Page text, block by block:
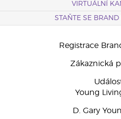
VIRTUÁLNÍ
STAŇTE SE BRAND
Registrace
Zákaznická
Young
D. Gary